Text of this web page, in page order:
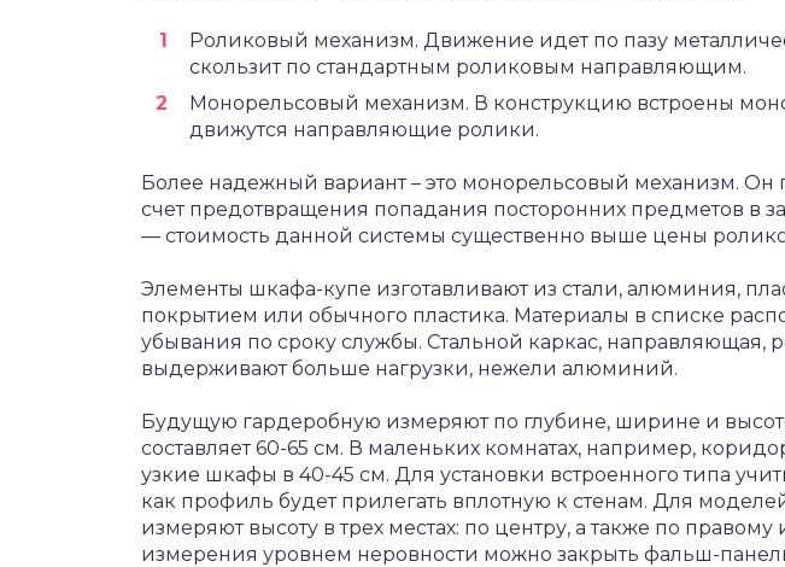
Роликовый механизм. Движение идет по пазу
скользит по стандартным роликовым направляющим.
Монорельсовый механизм. В конструкцию встроены
движутся направляющие ролики.
Более надежный вариант – это монорельсовый механизм. Он
счет предотвращения попадания посторонних предметов в
— стоимость данной системы существенно выше цены
Элементы шкафа-купе изготавливают из стали, алюминия,
покрытием или обычного пластика. Материалы в списке
убывания по сроку службы. Стальной каркас, направляющая,
выдерживают больше нагрузки, нежели алюминий.
Будущую гардеробную измеряют по глубине, ширине и
составляет 60-65 см. В маленьких комнатах, например,
узкие шкафы в 40-45 см. Для установки встроенного типа
как профиль будет прилегать вплотную к стенам. Для
измеряют высоту в трех местах: по центру, а также по
измерения уровнем неровности можно закрыть фальш-